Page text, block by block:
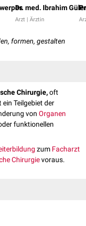
Dr. med. Ibrahim Güler
Arzt | Ärztin
formen, gestalten
Chirurgie,oft
Teilgebiet der
von Organen
funktionellen
zum Facharzt
Chirurgievoraus.
Chirurgie in vier große